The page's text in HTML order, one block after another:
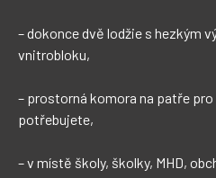
– dokonce dvě lodžie s hezkým
vnitrobloku,
– prostorná komora na patře
potřebujete,
– v místě školy, školky, MHD,